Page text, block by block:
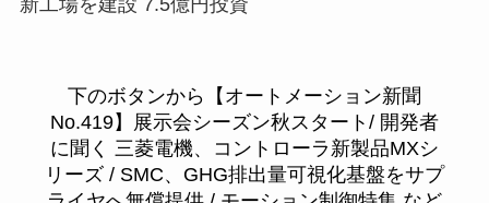
新工場を建設 7.5億円投資
下のボタンから【オートメーション新聞
No.419】展示会シーズン秋スタート/ 開発者
に聞く 三菱電機、コントローラ新製品MXシ
リーズ / SMC、GHG排出量可視化基盤をサプ